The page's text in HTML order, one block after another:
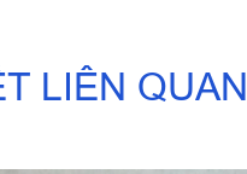
LIÊN QUAN